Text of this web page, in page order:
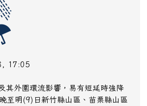
17:05
其外圍環流影響，易有短延時強降
至明(9)日新竹縣山區、苗栗縣山區